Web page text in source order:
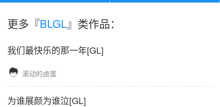
更多『BLGL』类作品：
我们最快乐的那一年[GL]
 滚动的卤蛋
为谁展颜为谁泣[GL]